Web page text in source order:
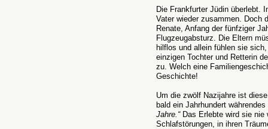
Die Frankfurter Jüdin überlebt.
Vater wieder zusammen. Doch
Renate, Anfang der fünfziger
Flugzeugabsturz. Die Eltern
hilflos und allein fühlen sie
einzigen Tochter und Retterin
zu. Welch eine
Geschichte!
Um die zwölf Nazijahre ist
bald ein Jahrhundert
Jahre.“Das Erlebte wird sie nie
Schlafstörungen, in ihren